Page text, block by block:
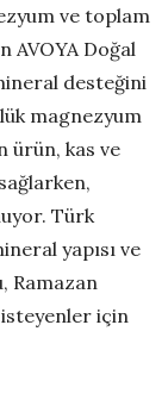
ve toplam
AVOYA Doğal
desteğini
magnezyum
ürün, kas ve
Türk
yapısı ve
Ramazan
için